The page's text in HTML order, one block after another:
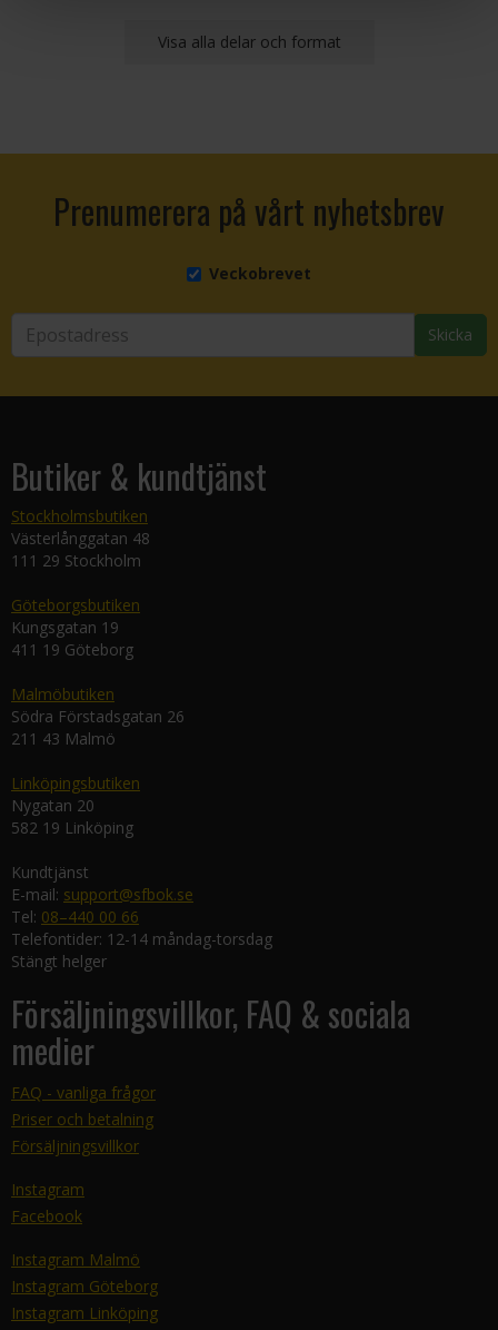
Visa alla delar och format
Prenumerera på vårt nyhetsbrev
Veckobrevet
Skicka
Butiker & kundtjänst
Stockholmsbutiken
Västerlånggatan 48
111 29 Stockholm
Göteborgsbutiken
Kungsgatan 19
411 19 Göteborg
Malmöbutiken
Södra Förstadsgatan 26
211 43 Malmö
Linköpingsbutiken
Nygatan 20
582 19 Linköping
Kundtjänst
E-mail: support@sfbok.se
Tel: 08–440 00 66
Telefontider: 12-14 måndag-torsdag
Stängt helger
Försäljningsvillkor, FAQ & sociala
medier
FAQ - vanliga frågor
Priser och betalning
Försäljningsvillkor
Instagram
Facebook
Instagram Malmö
Instagram Göteborg
Instagram Linköping